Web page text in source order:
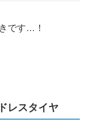
です…！
レスタイヤ